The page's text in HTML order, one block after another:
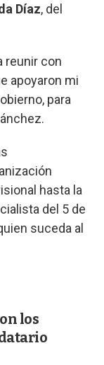
Díaz, del
reunir con
apoyaron mi
para
hasta la
del 5 de
suceda al
los